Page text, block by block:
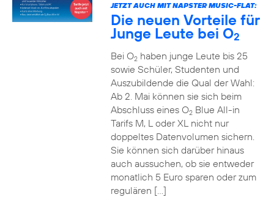
JETZT AUCH MIT NAPSTER MUSIC-FLAT:
Die neuen Vorteile für
Junge Leute bei O2
Bei O2haben junge Leute bis 25
sowie Schüler, Studenten und
Auszubildende die Qual der Wahl:
Ab 2. Mai können sie sich beim
Abschluss eines O2Blue All-in
Tarifs M, L oder XL nicht nur
doppeltes Datenvolumen sichern.
Sie können sich darüber hinaus
auch aussuchen, ob sie entweder
monatlich 5 Euro sparen oder zum
regulären […]